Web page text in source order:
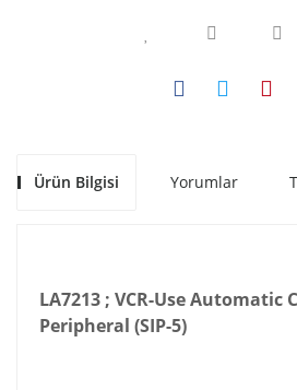
Ürün Bilgisi Yorumlar
LA7213 ; VCR-Use Automatic
Peripheral (SIP-5)